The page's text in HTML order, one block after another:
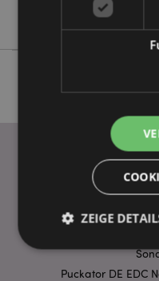
Keine
Puckator DE EDC
ZEIGE